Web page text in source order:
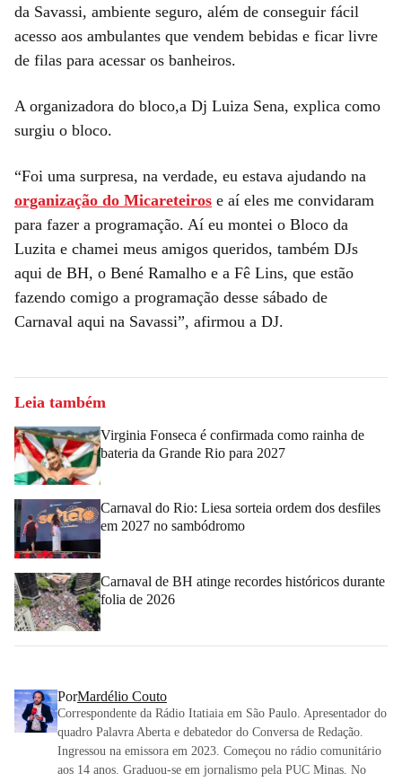
da Savassi, ambiente seguro, além de conseguir fácil
acesso aos ambulantes que vendem bebidas e ficar livre
de filas para acessar os banheiros.
A organizadora do bloco,a Dj Luiza Sena, explica como
surgiu o bloco.
“Foi uma surpresa, na verdade, eu estava ajudando na
organização do Micareteiros e aí eles me convidaram
para fazer a programação. Aí eu montei o Bloco da
Luzita e chamei meus amigos queridos, também DJs
aqui de BH, o Bené Ramalho e a Fê Lins, que estão
fazendo comigo a programação desse sábado de
Carnaval aqui na Savassi”, afirmou a DJ.
Leia também
Virginia Fonseca é confirmada como rainha de
bateria da Grande Rio para 2027
Carnaval do Rio: Liesa sorteia ordem dos desfiles
em 2027 no sambódromo
Carnaval de BH atinge recordes históricos durante
folia de 2026
PorMardélio Couto
Correspondente da Rádio Itatiaia em São Paulo. Apresentador do
quadro Palavra Aberta e debatedor do Conversa de Redação.
Ingressou na emissora em 2023. Começou no rádio comunitário
aos 14 anos. Graduou-se em jornalismo pela PUC Minas. No